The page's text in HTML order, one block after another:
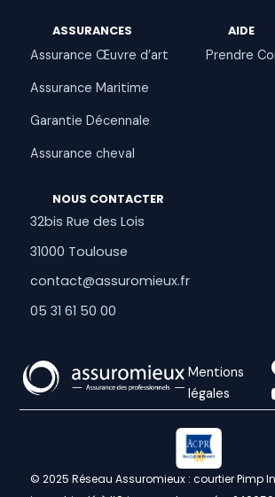
ASSURANCES
Assurance Œuvre d’art
Assurance Maritime
Garantie Décennale
Assurance cheval
AIDE
Prendre
NOUS CONTACTER
32bis Rue des Lois
31000 Toulouse
contact@assuromieux.fr
05 31 61 50 00
Mentions
légales
© 2025 Réseau Assuromieux : courtier Pimp